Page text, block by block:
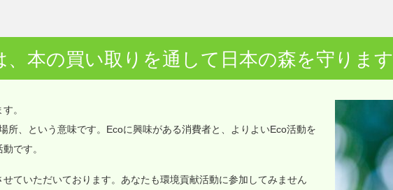
本の買い取りを通して日本の森を守ります
。
、という意味です。Ecoに興味がある消費者と、よりよいEco活動を
です。
ていただいております。あなたも環境貢献活動に参加してみません